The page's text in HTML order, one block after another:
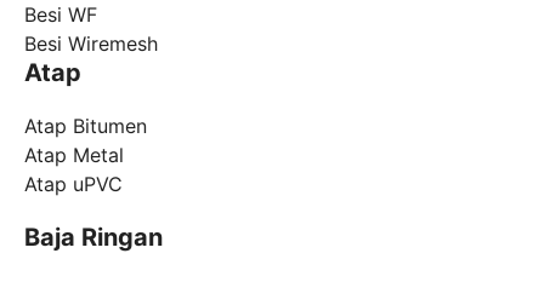
Besi WF
Besi Wiremesh
Atap
Atap Bitumen
Atap Metal
Atap uPVC
Baja Ringan